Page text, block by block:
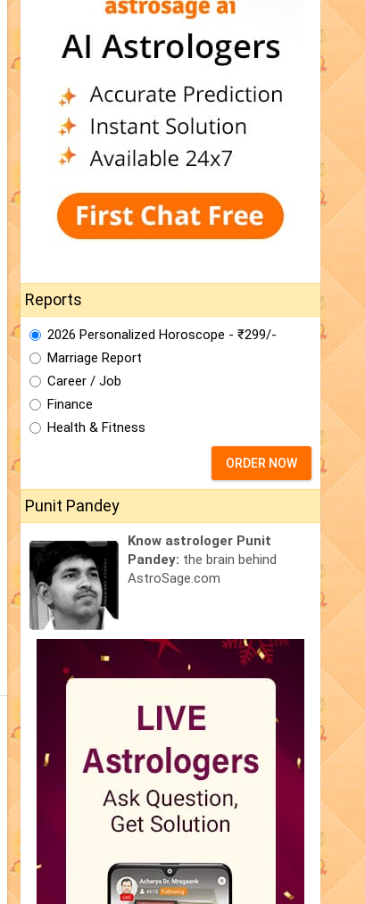
Reports
2026 Personalized Horoscope - ₹299/-
Marriage Report
Career / Job
Finance
Health & Fitness
ORDER NOW
Punit Pandey
Know astrologer Punit
Pandey: the brain behind
AstroSage.com